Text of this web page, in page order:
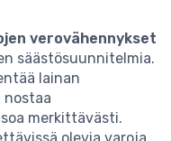
verovähennykset
säästösuunnitelmia.
lainan
nostaa
merkittävästi.